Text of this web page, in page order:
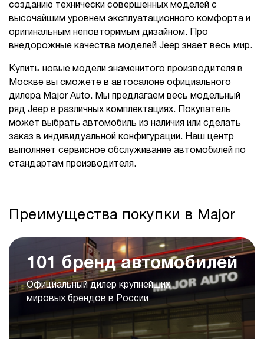
созданию технически совершенных моделей с
высочайшим уровнем эксплуатационного комфорта и
оригинальным неповторимым дизайном. Про
внедорожные качества моделей Jeep знает весь мир.
Купить новые модели знаменитого производителя в
Москве вы сможете в автосалоне официального
дилера Major Auto. Мы предлагаем весь модельный
ряд Jeep в различных комплектациях. Покупатель
может выбрать автомобиль из наличия или сделать
заказ в индивидуальной конфигурации. Наш центр
выполняет сервисное обслуживание автомобилей по
стандартам производителя.
Преимущества покупки в Major
101 бренд автомобилей
Официальный дилер крупнейших
мировых брендов в России